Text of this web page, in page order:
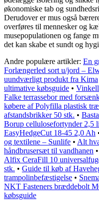
økonomiske tab og
Derudover er mus også
overføres til mennesker og
musepopulationen og fange
det kan skabe et sundt og
Andre populære artikler: En
Forlængerled sort u/jord –
uundværligt produkt fra Kima
ultimative købsguide •
Falke terrassebor med
købere af Polyfilla plastisk
afstandsbrikker 50 stk. •
Borup cellulosefortynder 2,5
EasyHedgeCut 18-45 2,0 Ah
og textilene – Sunlife • Alt
håndbrusersæt til vandhanen •
Alfix CeraFill 10
stk. • Guide til køb af
trampolinbefæstigelse •
NKT Fasteners bræddebolt
købsguide